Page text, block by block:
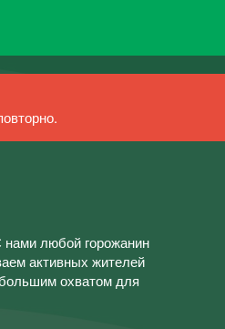
нами любой горожанин
активных жителей
охватом для